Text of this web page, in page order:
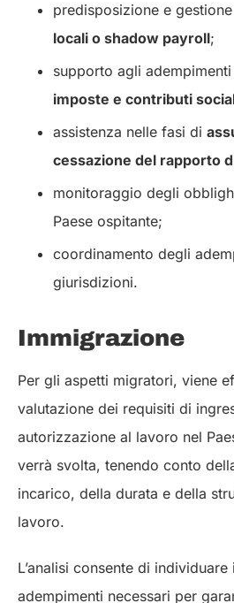
predisposizione e
locali o shadow payroll;
supporto agli
imposte e contributi
assistenza nelle fasi di
cessazione del rapporto
monitoraggio degli
Paese ospitante;
coordinamento degli
giurisdizioni.
Immigrazione
Per gli aspetti migratori, viene
valutazione dei requisiti di
autorizzazione al lavoro nel
verrà svolta, tenendo conto
incarico, della durata e della
lavoro.
L’analisi consente di
adempimenti necessari per